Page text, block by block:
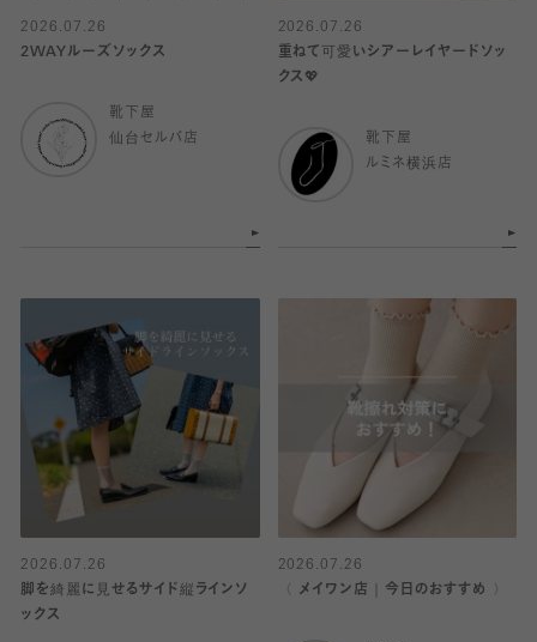
2026.07.26
2WAYルーズソックス
靴下屋
仙台セルバ店
2026.07.26
重ねて可愛いシアーレイヤードソッ
クス💖
靴下屋
ルミネ横浜店
2026.07.26
脚を綺麗に見せるサイド縦ラインソ
ックス
2026.07.26
〈 メイワン店｜今日のおすすめ 〉